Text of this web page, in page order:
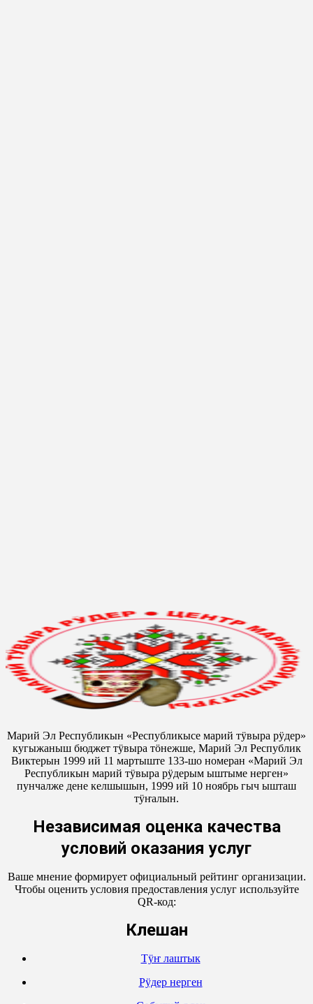
Марий Эл Республикын «Республикысе марий тӱвыра рӱдер»
кугыжаныш бюджет тӱвыра тӧнежше, Марий Эл Республик
Виктерын 1999 ий 11 мартыште 133-шо номеран «Марий Эл
Республикын марий тӱвыра рӱдерым ыштыме нерген»
пунчалже дене келшышын, 1999 ий 10 ноябрь гыч ышташ
тӱҥалын.
Независимая оценка качества
условий оказания услуг
Ваше мнение формирует официальный рейтинг организации.
Чтобы оценить условия предоставления услуг используйте
QR-код:
Кӱлешан
Тӱҥ лаштык
Рӱдер нерген